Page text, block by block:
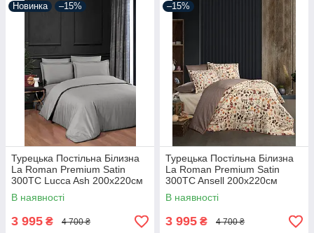
Новинка –15%
Турецька Постільна Білизна
La Roman Premium Satin
300TC Lucca Ash 200х220см
В наявності
3 995 ₴ 4 700 ₴
–15%
Турецька Постільна Білизна
La Roman Premium Satin
300TC Ansell 200х220см
В наявності
3 995 ₴ 4 700 ₴